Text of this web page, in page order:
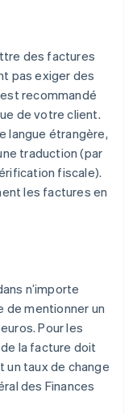
des factures
pas exiger des
recommandé
de votre client.
langue étrangère,
traduction (par
fiscale).
les factures en
n’importe
de mentionner un
Pour les
la facture doit
un taux de change
des Finances